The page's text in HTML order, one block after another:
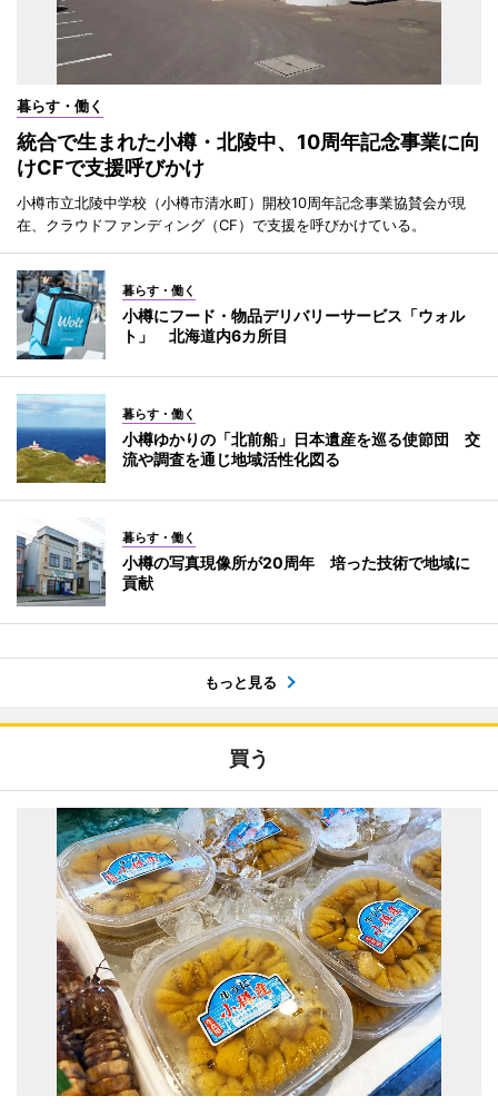
暮らす・働く
統合で生まれた小樽・北陵中、10周年記念事業に向
けCFで支援呼びかけ
小樽市立北陵中学校（小樽市清水町）開校10周年記念事業協賛会が現
在、クラウドファンディング（CF）で支援を呼びかけている。
暮らす・働く
小樽にフード・物品デリバリーサービス「ウォル
ト」 北海道内6カ所目
暮らす・働く
小樽ゆかりの「北前船」日本遺産を巡る使節団 交
流や調査を通じ地域活性化図る
暮らす・働く
小樽の写真現像所が20周年 培った技術で地域に
貢献
もっと見る
買う